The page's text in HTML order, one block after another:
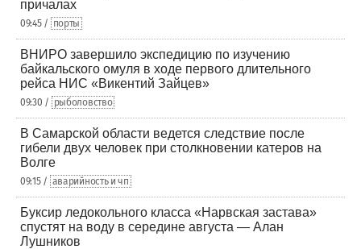
причалах
09:45 / порты
ВНИРО завершило экспедицию по изучению
байкальского омуля в ходе первого длительного
рейса НИС «Викентий Зайцев»
09:30 / рыболовство
В Самарской области ведется следствие после
гибели двух человек при столкновении катеров на
Волге
09:15 / аварийность и чп
Буксир ледокольного класса «Нарвская застава»
спустят на воду в середине августа — Алан
Лушников